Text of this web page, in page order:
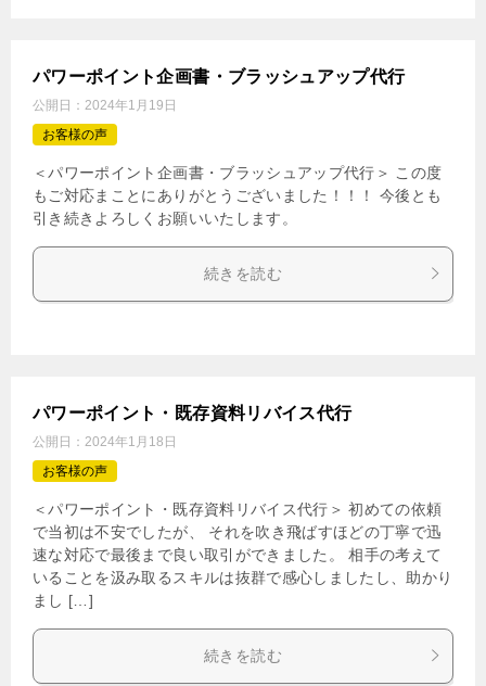
パワーポイント企画書・ブラッシュアップ代行
公開日： 2024年1月19日
お客様の声
＜パワーポイント企画書・ブラッシュアップ代行＞ この度
もご対応まことにありがとうございました！！！ 今後とも
引き続きよろしくお願いいたします。
続きを読む
パワーポイント・既存資料リバイス代行
公開日： 2024年1月18日
お客様の声
＜パワーポイント・既存資料リバイス代行＞ 初めての依頼
で当初は不安でしたが、 それを吹き飛ばすほどの丁寧で迅
速な対応で最後まで良い取引ができました。 相手の考えて
いることを汲み取るスキルは抜群で感心しましたし、助かり
まし […]
続きを読む